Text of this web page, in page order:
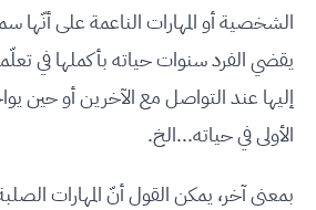
الشخصية أو المهارات الناعمة على
يقضي الفرد سنوات حياته بأكملها في
إليها عند التواصل مع الآخرين أو حين
الأولى في حياته...الخ.
بمعنى آخر، يمكن القول أنّ المهارات